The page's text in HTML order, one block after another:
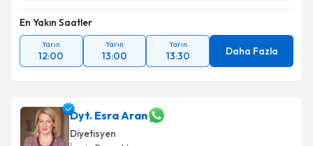
En Yakın Saatler
Yarın
12:00
Yarın
13:00
Yarın
13:30 Daha Fazla
Dyt. Esra Aran
Diyetisyen